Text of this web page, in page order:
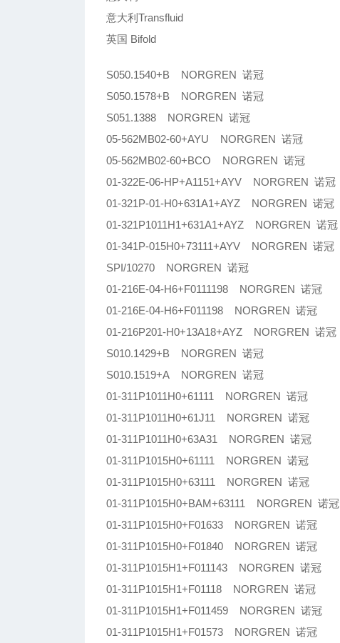
意大利Transfluid
英国 Bifold
S050.1540+B NORGREN 诺冠
S050.1578+B NORGREN 诺冠
S051.1388 NORGREN 诺冠
05-562MB02-60+AYU NORGREN 诺冠
05-562MB02-60+BCO NORGREN 诺冠
01-322E-06-HP+A1151+AYV NORGREN 诺冠
01-321P-01-H0+631A1+AYZ NORGREN 诺冠
01-321P1011H1+631A1+AYZ NORGREN 诺冠
01-341P-015H0+73111+AYV NORGREN 诺冠
SPI/10270 NORGREN 诺冠
01-216E-04-H6+F0111198 NORGREN 诺冠
01-216E-04-H6+F011198 NORGREN 诺冠
01-216P201-H0+13A18+AYZ NORGREN 诺冠
S010.1429+B NORGREN 诺冠
S010.1519+A NORGREN 诺冠
01-311P1011H0+61111 NORGREN 诺冠
01-311P1011H0+61J11 NORGREN 诺冠
01-311P1011H0+63A31 NORGREN 诺冠
01-311P1015H0+61111 NORGREN 诺冠
01-311P1015H0+63111 NORGREN 诺冠
01-311P1015H0+BAM+63111 NORGREN 诺冠
01-311P1015H0+F01633 NORGREN 诺冠
01-311P1015H0+F01840 NORGREN 诺冠
01-311P1015H1+F011143 NORGREN 诺冠
01-311P1015H1+F01118 NORGREN 诺冠
01-311P1015H1+F011459 NORGREN 诺冠
01-311P1015H1+F01573 NORGREN 诺冠